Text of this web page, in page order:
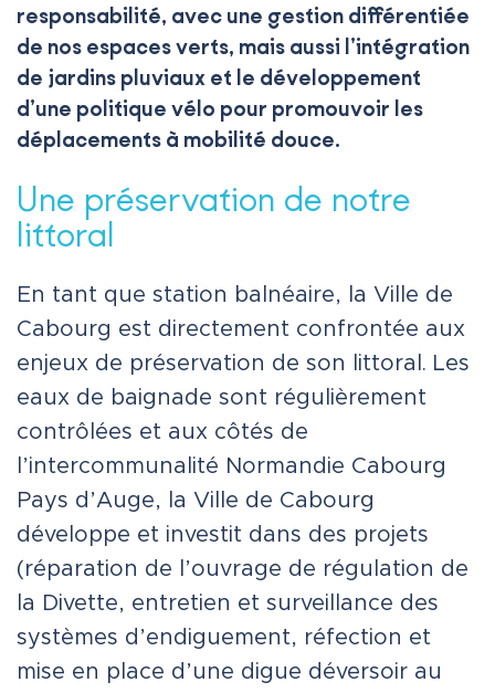
responsabilité, avec une gestion différentiée
de nos espaces verts, mais aussi l’intégration
de jardins pluviaux et le développement
d’une politique vélo pour promouvoir les
déplacements à mobilité douce.
Une préservation de notre
littoral
En tant que station balnéaire, la Ville de
Cabourg est directement confrontée aux
enjeux de préservation de son littoral. Les
eaux de baignade sont régulièrement
contrôlées et aux côtés de
l’intercommunalité Normandie Cabourg
Pays d’Auge, la Ville de Cabourg
développe et investit dans des projets
(réparation de l’ouvrage de régulation de
la Divette, entretien et surveillance des
systèmes d’endiguement, réfection et
mise en place d’une digue déversoir au